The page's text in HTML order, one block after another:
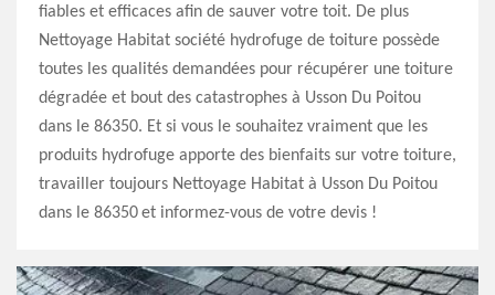
fiables et efficaces afin de sauver votre toit. De plus
Nettoyage Habitat société hydrofuge de toiture possède
toutes les qualités demandées pour récupérer une toiture
dégradée et bout des catastrophes à Usson Du Poitou
dans le 86350. Et si vous le souhaitez vraiment que les
produits hydrofuge apporte des bienfaits sur votre toiture,
travailler toujours Nettoyage Habitat à Usson Du Poitou
dans le 86350 et informez-vous de votre devis !